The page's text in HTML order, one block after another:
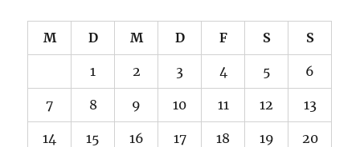
M D M D F S S
1 2 3 4 5 6
7 8 9 10 11 12 13
14 15 16 17 18 19 20